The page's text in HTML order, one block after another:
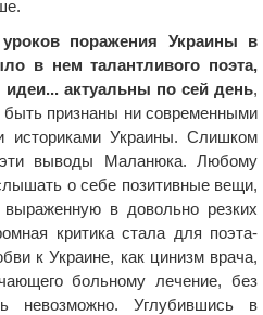
поражения Украины в
в нем талантливого поэта,
актуальны по сей день,
быть признаны ни современными
историками Украины. Слишком
выводы Маланюка. Любому
о себе позитивные вещи,
в довольно резких
критика стала для поэта-
к Украине, как цинизм врача,
больному лечение, без
невозможно. Углубившись в